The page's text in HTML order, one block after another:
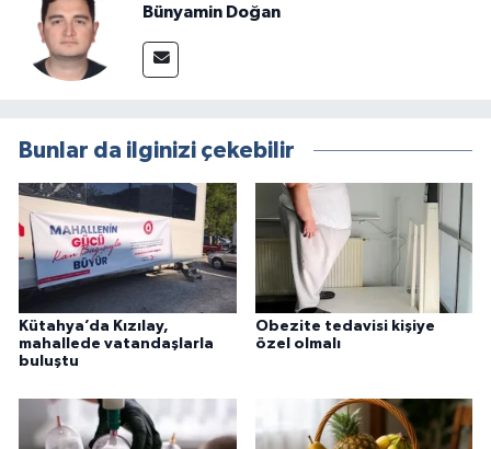
Bünyamin Doğan
Bunlar da ilginizi çekebilir
Kütahya’da Kızılay,
mahallede vatandaşlarla
buluştu
Obezite tedavisi kişiye
özel olmalı